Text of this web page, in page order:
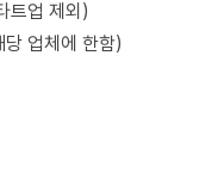
트업 제외)
업체에 한함)